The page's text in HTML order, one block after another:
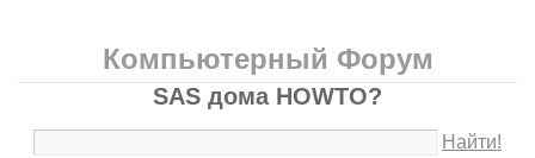
Компьютерный Форум
SAS дома HOWTO?
Найти!